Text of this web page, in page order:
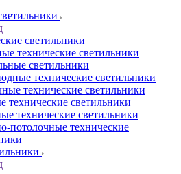
светильники
технические светильники
светильники
технические светильники
технические светильники
технические светильники
технические светильники
потолочные технические